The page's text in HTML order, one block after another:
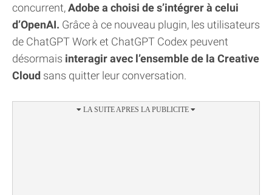
concurrent,Adobe a choisi de s’intégrer à celui
d’OpenAI. Grâce à ce nouveau plugin, les utilisateurs
de ChatGPT Work et ChatGPT Codex peuvent
désormais interagir avec l’ensemble de la Creative
Cloud sans quitter leur conversation.